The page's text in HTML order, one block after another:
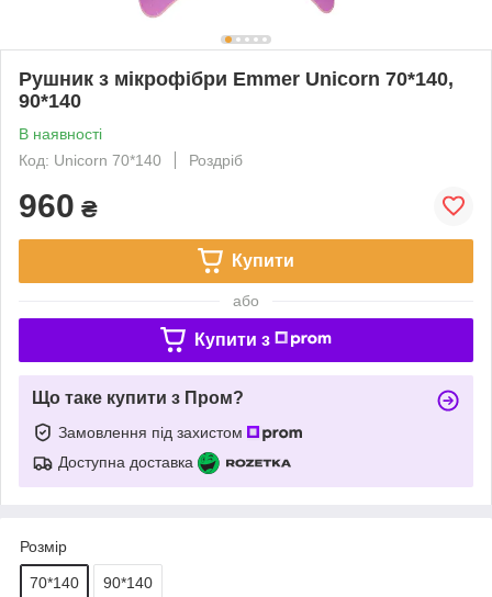
Рушник з мікрофібри Emmer Unicorn 70*140,
90*140
В наявності
Код: Unicorn 70*140
Роздріб
960 ₴
Купити
або
Купити з
Що таке купити з Пром?
Замовлення під захистом
Доступна доставка
Розмір
70*140 90*140